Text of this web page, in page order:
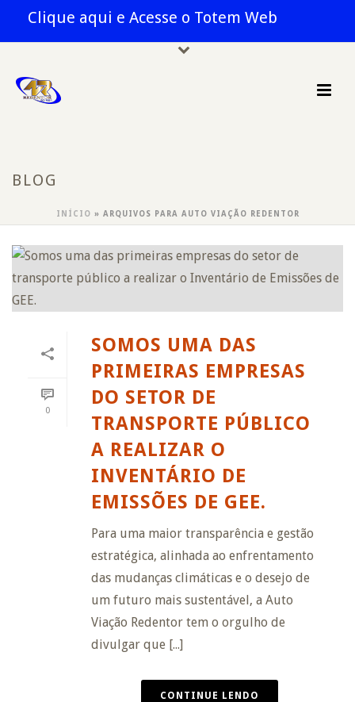
Clique aqui e Acesse o Totem Web
BLOG
INÍCIO » ARQUIVOS PARA AUTO VIAÇÃO REDENTOR
0
SOMOS UMA DAS
PRIMEIRAS EMPRESAS
DO SETOR DE
TRANSPORTE PÚBLICO
A REALIZAR O
INVENTÁRIO DE
EMISSÕES DE GEE.
Para uma maior transparência e gestão
estratégica, alinhada ao enfrentamento
das mudanças climáticas e o desejo de
um futuro mais sustentável, a Auto
Viação Redentor tem o orgulho de
divulgar que [...]
CONTINUE LENDO